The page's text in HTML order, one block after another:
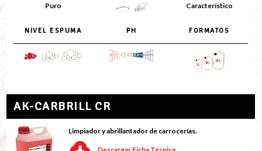
Puro Característico
NIVEL ESPUMA PH FORMATOS
AK-CARBRILL CR
Limpiador y abrillantador de carrocerías.